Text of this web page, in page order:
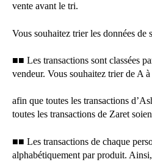
vente avant le tri.
Vous souhaitez trier les données de
■■ Les transactions sont classées
vendeur. Vous souhaitez trier de A
afin que toutes les transactions
toutes les transactions de Zaret
■■ Les transactions de chaque
alphabétiquement par produit.